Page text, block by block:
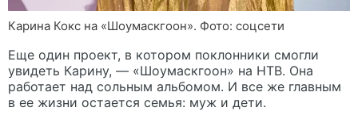
Карина Кокс на «Шоумаскгоон». Фото: соцсети
Еще один проект, в котором поклонники смогли
увидеть Карину, — «Шоумаскгоон» на НТВ. Она
работает над сольным альбомом. И все же главным
в ее жизни остается семья: муж и дети.